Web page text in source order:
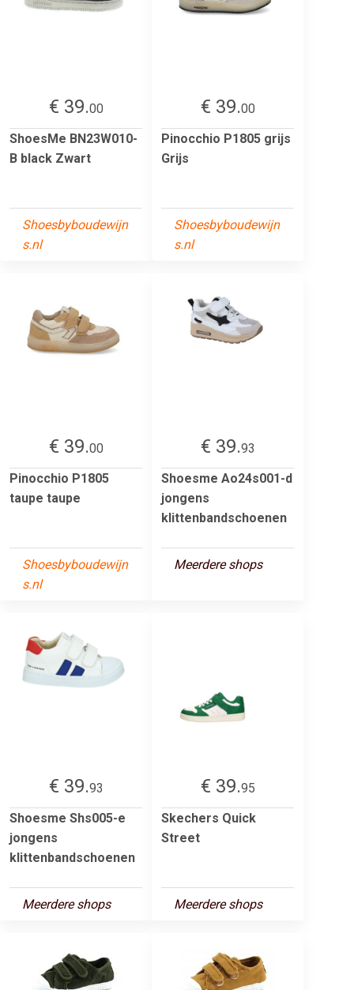
€ 39.00
ShoesMe BN23W010-
B black Zwart
Shoesbyboudewijn
s.nl
€ 39.00
Pinocchio P1805 grijs
Grijs
Shoesbyboudewijn
s.nl
€ 39.00
Pinocchio P1805
taupe taupe
Shoesbyboudewijn
s.nl
€ 39.93
Shoesme Ao24s001-d
jongens
klittenbandschoenen
Meerdere shops
€ 39.93
Shoesme Shs005-e
jongens
klittenbandschoenen
Meerdere shops
€ 39.95
Skechers Quick
Street
Meerdere shops